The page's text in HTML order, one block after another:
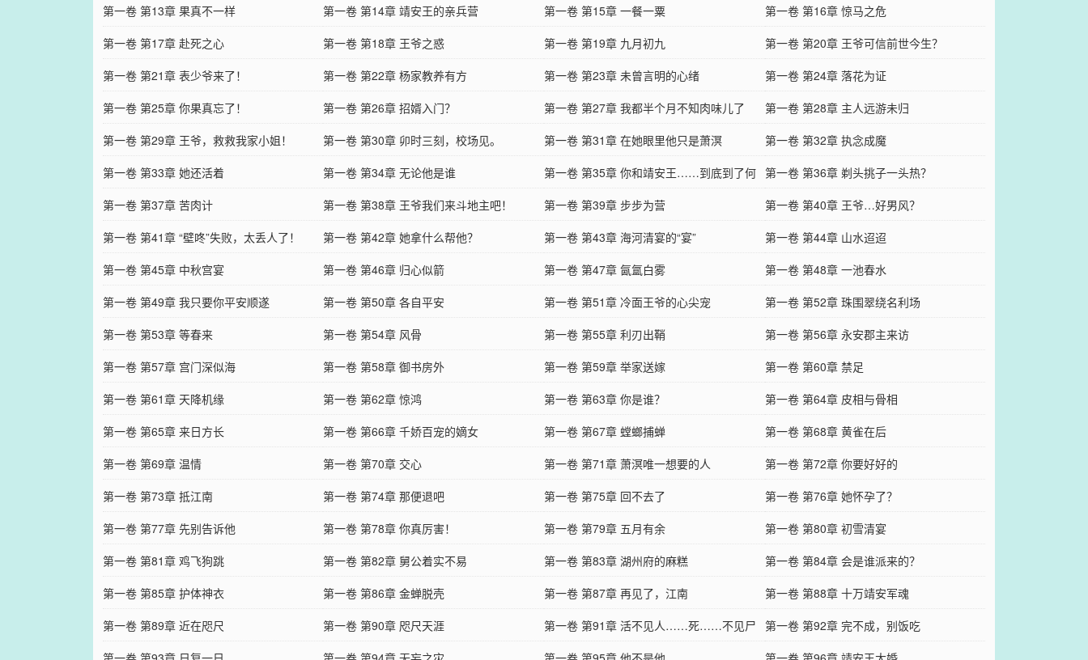
第一卷 第13章 果真不一样
第一卷 第14章 靖安王的亲兵营 第一卷 第15章 一餐一粟
第一卷 第16章 惊马之危
第一卷 第17章 赴死之心
第一卷 第18章 王爷之惑 第一卷 第19章 九月初九
第一卷 第20章 王爷可信前世今生？
第一卷 第21章 表少爷来了！
第一卷 第22章 杨家教养有方 第一卷 第23章 未曾言明的心绪
第一卷 第24章 落花为证
第一卷 第25章 你果真忘了！
第一卷 第26章 招婿入门？ 第一卷 第27章 我都半个月不知肉味儿了
第一卷 第28章 主人远游未归
第一卷 第29章 王爷，救救我家小姐！
第一卷 第30章 卯时三刻，校场见。 第一卷 第31章 在她眼里他只是萧溟
第一卷 第32章 执念成魔
第一卷 第33章 她还活着
第一卷 第34章 无论他是谁
第一卷 第35章 你和靖安王……到底到了何
种地步？
第一卷 第36章 剃头挑子一头热？
第一卷 第37章 苦肉计
第一卷 第38章 王爷我们来斗地主吧！ 第一卷 第39章 步步为营
第一卷 第40章 王爷…好男风？
第一卷 第41章 “壁咚”失败，太丢人了！
第一卷 第42章 她拿什么帮他？ 第一卷 第43章 海河清宴的“宴”
第一卷 第44章 山水迢迢
第一卷 第45章 中秋宫宴
第一卷 第46章 归心似箭 第一卷 第47章 氤氲白雾
第一卷 第48章 一池春水
第一卷 第49章 我只要你平安顺遂
第一卷 第50章 各自平安 第一卷 第51章 冷面王爷的心尖宠
第一卷 第52章 珠围翠绕名利场
第一卷 第53章 等春来
第一卷 第54章 风骨 第一卷 第55章 利刃出鞘
第一卷 第56章 永安郡主来访
第一卷 第57章 宫门深似海
第一卷 第58章 御书房外 第一卷 第59章 举家送嫁
第一卷 第60章 禁足
第一卷 第61章 天降机缘
第一卷 第62章 惊鸿 第一卷 第63章 你是谁？
第一卷 第64章 皮相与骨相
第一卷 第65章 来日方长
第一卷 第66章 千娇百宠的嫡女 第一卷 第67章 螳螂捕蝉
第一卷 第68章 黄雀在后
第一卷 第69章 温情
第一卷 第70章 交心 第一卷 第71章 萧溟唯一想要的人
第一卷 第72章 你要好好的
第一卷 第73章 抵江南
第一卷 第74章 那便退吧 第一卷 第75章 回不去了
第一卷 第76章 她怀孕了？
第一卷 第77章 先别告诉他
第一卷 第78章 你真厉害！ 第一卷 第79章 五月有余
第一卷 第80章 初雪清宴
第一卷 第81章 鸡飞狗跳
第一卷 第82章 舅公着实不易 第一卷 第83章 湖州府的麻糕
第一卷 第84章 会是谁派来的？
第一卷 第85章 护体神衣
第一卷 第86章 金蝉脱壳 第一卷 第87章 再见了，江南
第一卷 第88章 十万靖安军魂
第一卷 第89章 近在咫尺
第一卷 第90章 咫尺天涯 第一卷 第91章 活不见人……死……不见尸 第一卷 第92章 完不成，别饭吃